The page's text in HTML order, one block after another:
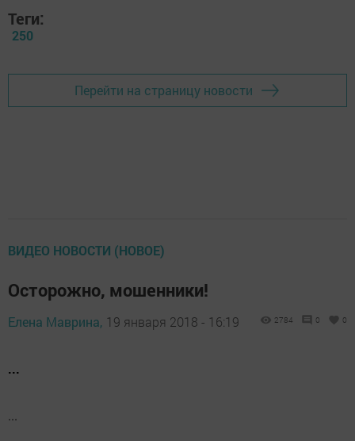
Теги:
250
Перейти на страницу новости
ВИДЕО НОВОСТИ (НОВОЕ)
Осторожно, мошенники!
Елена Маврина, 19 января 2018 - 16:19 2784 0 0
...
...